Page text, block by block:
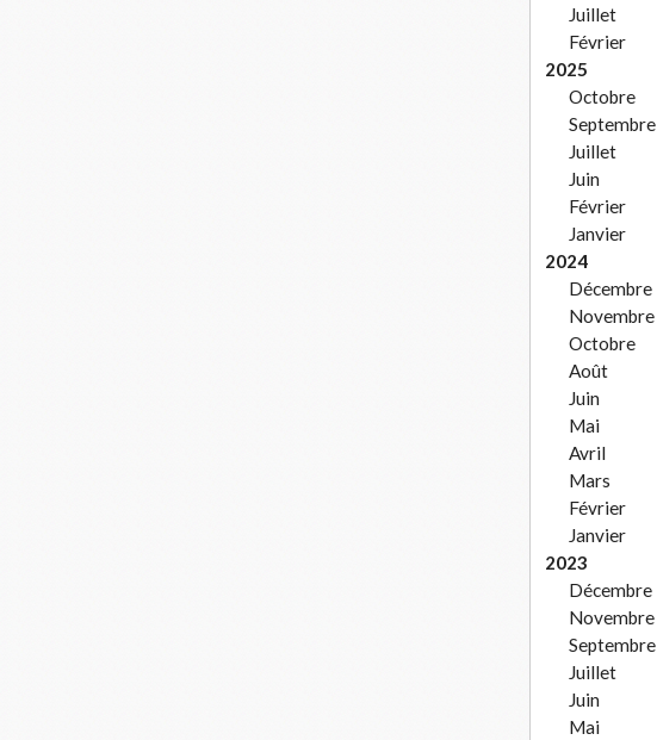
Juillet
Février
2025
Octobre
Septembre
Juillet
Juin
Février
Janvier
2024
Décembre
Novembre
Octobre
Août
Juin
Mai
Avril
Mars
Février
Janvier
2023
Décembre
Novembre
Septembre
Juillet
Juin
Mai